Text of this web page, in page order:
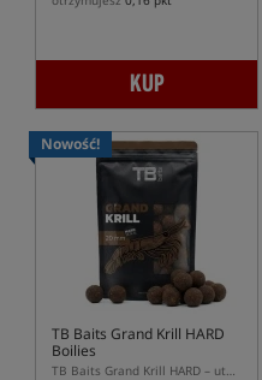
KUP
Nowość!
TB Baits Grand Krill HARD
Boilies
TB Baits Grand Krill HARD – utwardzane kulki proteinowe